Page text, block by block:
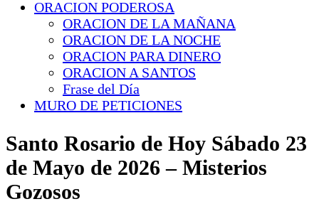
ORACION PODEROSA
ORACION DE LA MAÑANA
ORACION DE LA NOCHE
ORACION PARA DINERO
ORACION A SANTOS
Frase del Día
MURO DE PETICIONES
Santo Rosario de Hoy Sábado 23
de Mayo de 2026 – Misterios
Gozosos